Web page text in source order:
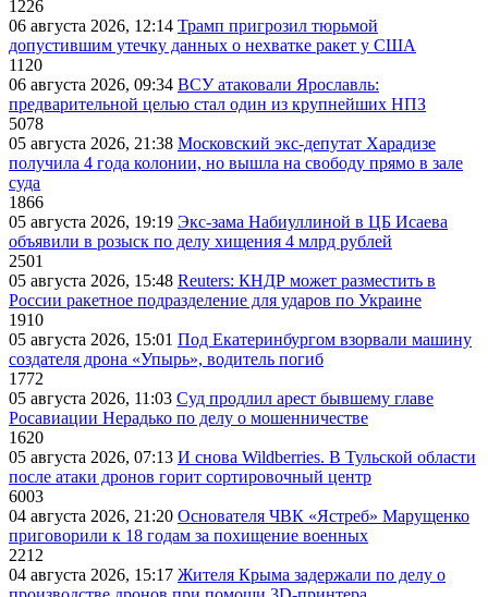
1226
06 августа 2026, 12:14 Трамп пригрозил тюрьмой
допустившим утечку данных о нехватке ракет у США
1120
06 августа 2026, 09:34 ВСУ атаковали Ярославль:
предварительной целью стал один из крупнейших НПЗ
5078
05 августа 2026, 21:38 Московский экс-депутат Харадизе
получила 4 года колонии, но вышла на свободу прямо в зале
суда
1866
05 августа 2026, 19:19 Экс-зама Набиуллиной в ЦБ Исаева
объявили в розыск по делу хищения 4 млрд рублей
2501
05 августа 2026, 15:48 Reuters: КНДР может разместить в
России ракетное подразделение для ударов по Украине
1910
05 августа 2026, 15:01 Под Екатеринбургом взорвали машину
создателя дрона «Упырь», водитель погиб
1772
05 августа 2026, 11:03 Суд продлил арест бывшему главе
Росавиации Нерадько по делу о мошенничестве
1620
05 августа 2026, 07:13 И снова Wildberries. В Тульской области
после атаки дронов горит сортировочный центр
6003
04 августа 2026, 21:20 Основателя ЧВК «Ястреб» Марущенко
приговорили к 18 годам за похищение военных
2212
04 августа 2026, 15:17 Жителя Крыма задержали по делу о